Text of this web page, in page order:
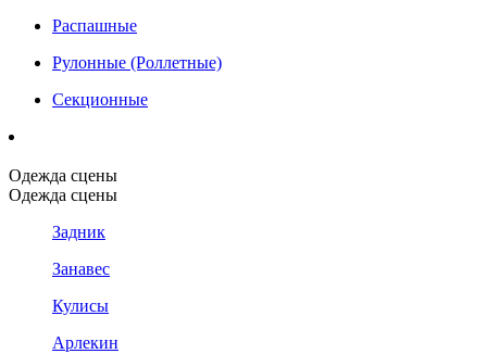
Распашные
Рулонные (Роллетные)
Секционные
Одежда сцены
Одежда сцены
Задник
Занавес
Кулисы
Арлекин